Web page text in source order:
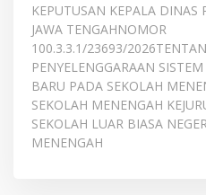
KEPUTUSAN KEPALA DINAS
JAWA TENGAHNOMOR
100.3.3.1/23693/
PENYELENGGARAAN
BARU PADA SEKOLAH
SEKOLAH MENENGAH
SEKOLAH LUAR BIASA
MENENGAH